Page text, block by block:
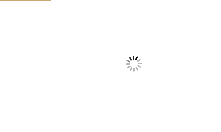
Декрет про відзначення
Великодня і всіх рухомих